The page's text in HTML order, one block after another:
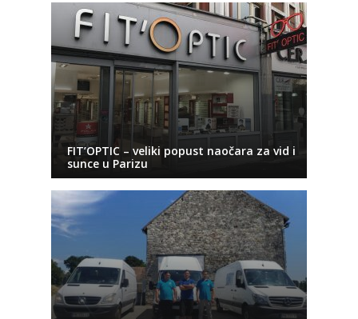
FIT’OPTIC – veliki popust naočara za vid i
sunce u Parizu